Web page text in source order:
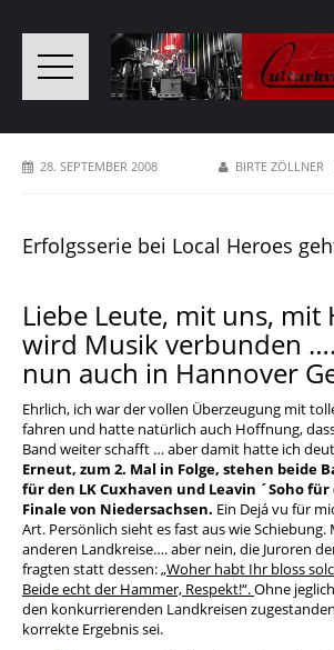
28. SEPTEMBER 2008 BIRTE ZÖLLNER
Erfolgsserie bei Local Heroes
Liebe Leute, mit uns,
wird Musik verbunden
nun auch in Hannover
Ehrlich, ich war der vollen Überzeugung mit
fahren und hatte natürlich auch Hoffnung,
Band weiter schafft … aber damit hatte ich
Erneut, zum 2. Mal in Folge, stehen beide
für den LK Cuxhaven und Leavin ´Soho für
Finale von Niedersachsen. Ein Dejá vu für
Art. Persönlich sieht es fast aus wie
anderen Landkreise…. aber nein, die Juroren
fragten statt dessen:„Woher habt Ihr bloss
Beide echt der Hammer, Respekt!“.Ohne
den konkurrierenden Landkreisen
korrekte Ergebnis sei.